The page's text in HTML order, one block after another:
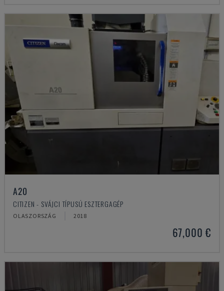
A20
CITIZEN - SVÁJCI TÍPUSÚ ESZTERGAGÉP
OLASZORSZÁG 2018
67,000 €